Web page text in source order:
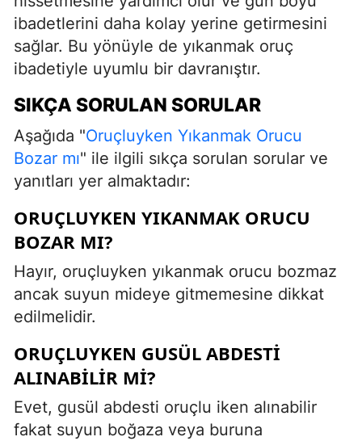
ibadetlerini daha kolay yerine getirmesini
sağlar. Bu yönüyle de yıkanmak oruç
ibadetiyle uyumlu bir davranıştır.
SIKÇA SORULAN SORULAR
Aşağıda "Oruçluyken Yıkanmak Orucu
Bozar mı" ile ilgili sıkça sorulan sorular ve
yanıtları yer almaktadır:
ORUÇLUYKEN YIKANMAK ORUCU
BOZAR MI?
Hayır, oruçluyken yıkanmak orucu bozmaz
ancak suyun mideye gitmemesine dikkat
edilmelidir.
ORUÇLUYKEN GUSÜL ABDESTI
ALINABILIR MI?
Evet, gusül abdesti oruçlu iken alınabilir
fakat suyun boğaza veya buruna